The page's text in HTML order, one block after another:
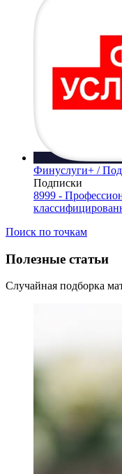
Финуслуги+ /
Подписки
8999 -
Поиск по точкам
Полезные статьи
Случайная подборка